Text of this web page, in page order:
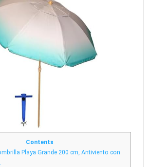
Contents
Playa Grande 200 cm, Antiviento con